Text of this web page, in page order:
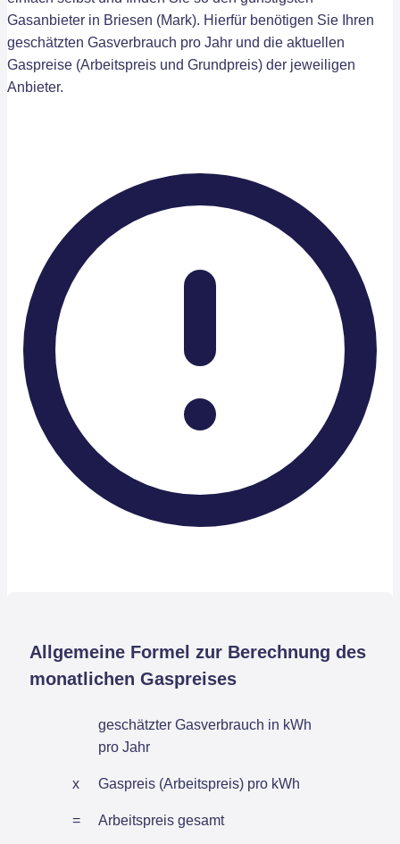
Gasanbieter in Briesen (Mark). Hierfür benötigen Sie Ihren
geschätzten Gasverbrauch pro Jahr und die aktuellen
Gaspreise (Arbeitspreis und Grundpreis) der jeweiligen
Anbieter.
Allgemeine Formel zur Berechnung des
monatlichen Gaspreises
geschätzter Gasverbrauch in kWh
pro Jahr
x Gaspreis (Arbeitspreis) pro kWh
= Arbeitspreis gesamt